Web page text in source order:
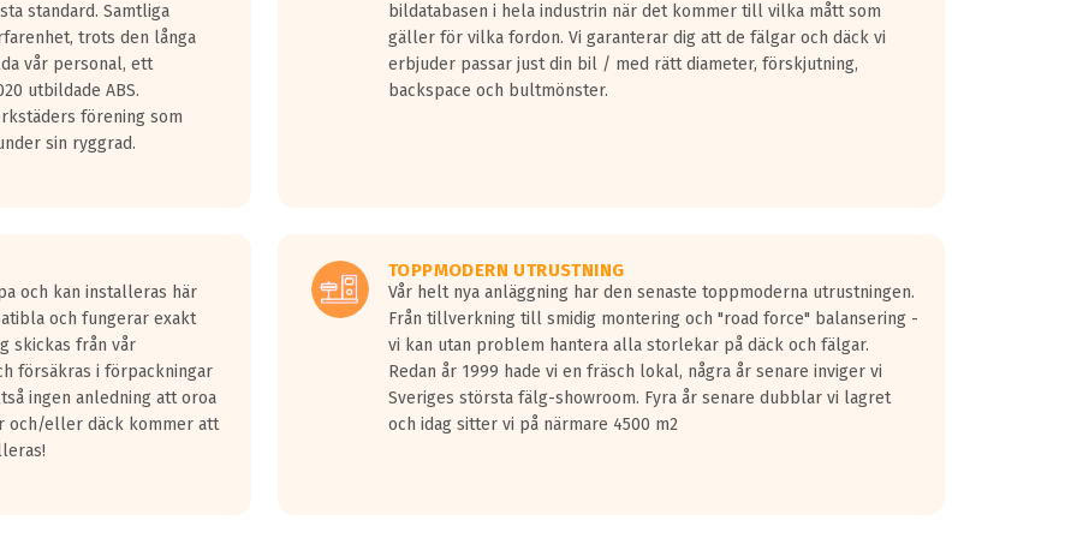
överträffa motorljudet.
ett däck med vågar. Hög bullernivå markeras med svarta vågor
kraven som finns i dagsläget, men är inte längre tillåtna enligt nya
standard. Samtliga
trots den långa
vår personal, ett
utbildade ABS.
förening som
sin ryggrad.
bildatabasen i hela industrin när det kommer till vilka mått som
gäller för vilka fordon. Vi garanterar dig att de fälgar och däck vi
erbjuder passar just din bil / med rätt diameter, förskjutning,
backspace och bultmönster.
och kan installeras här
och fungerar exakt
skickas från vår
försäkras i förpackningar
ingen anledning att oroa
och/eller däck kommer att
TOPPMODERN UTRUSTNING
Vår helt nya anläggning har den senaste toppmoderna utrustningen.
Från tillverkning till smidig montering och "road force" balansering -
vi kan utan problem hantera alla storlekar på däck och fälgar.
Redan år 1999 hade vi en fräsch lokal, några år senare inviger vi
Sveriges största fälg-showroom. Fyra år senare dubblar vi lagret
och idag sitter vi på närmare 4500 m2